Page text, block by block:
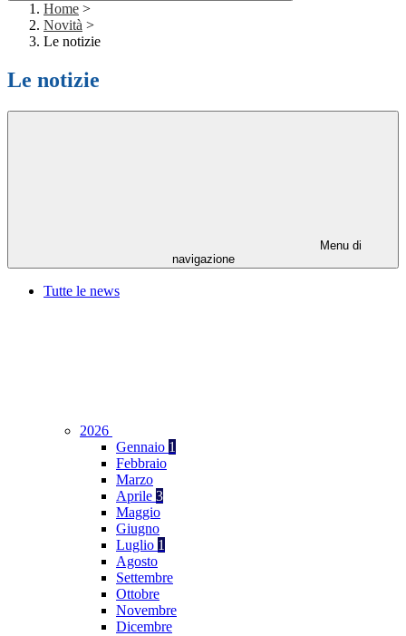
Home >
Novità >
Le notizie
Le notizie
Menu di
navigazione
Tutte le news
2026
Gennaio 1
Febbraio
Marzo
Aprile 3
Maggio
Giugno
Luglio 1
Agosto
Settembre
Ottobre
Novembre
Dicembre